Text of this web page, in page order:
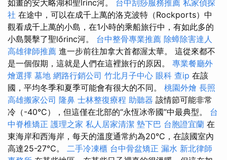
如畫的安大略湖和聖lrinc河。 台中刮痧服務推薦 私家偵探
社 在途中，可以在成千上萬的洛克波特（Rockports）中
觀看成千上萬的小島，在1小時的乘船旅行中，有如此多的
小島襲擊了聖lőrinc河。 台中整骨專業推薦 除蟑除害達人
高雄律師推薦 進一步前往加拿大首都渥太華。 這從來都不
是一個假期，這就是人們在這裡旅行的原因。 專業餐廳外
燴選擇 墓地 網路行銷公司 竹北月子中心 眼科 查ip 在該
國，平均冬季和夏季可能會有很大的不同。 桃園外燴 長照
高雄搬家公司 隆鼻 士林整復療程 助聽器 該情節可能非常
冷（-40°C），但這僅在北部的“永恆冰帝國”中最典型。 台
中脊椎矯正 護理之家 私人居家清潔 墊下巴 台胞證宜蘭 在
東海岸和西海岸，每天的溫度通常約為20°C，在該國室內
高達25-27°C。 二手冷凍櫃 台中骨盆矯正 漏水 新北律師